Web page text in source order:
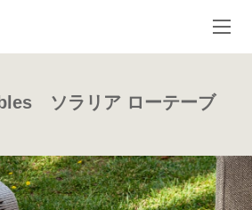
ソラリア ローテーブ